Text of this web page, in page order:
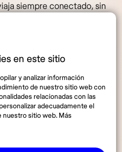
en este sitio
y analizar información
de nuestro sitio web con
relacionadas con las
adecuadamente el
nuestro sitio web. Más
siempre conectado, sin
tu aventura sin
10% ahora mismo